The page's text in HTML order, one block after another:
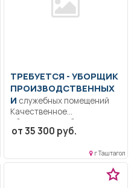
ТРЕБУЕТСЯ - УБОРЩИК
ПРОИЗВОДСТВЕННЫХ
И служебных помещений
Качественное
обслуживание бытовых и
производственных
от 35 300 руб.
г Таштагол